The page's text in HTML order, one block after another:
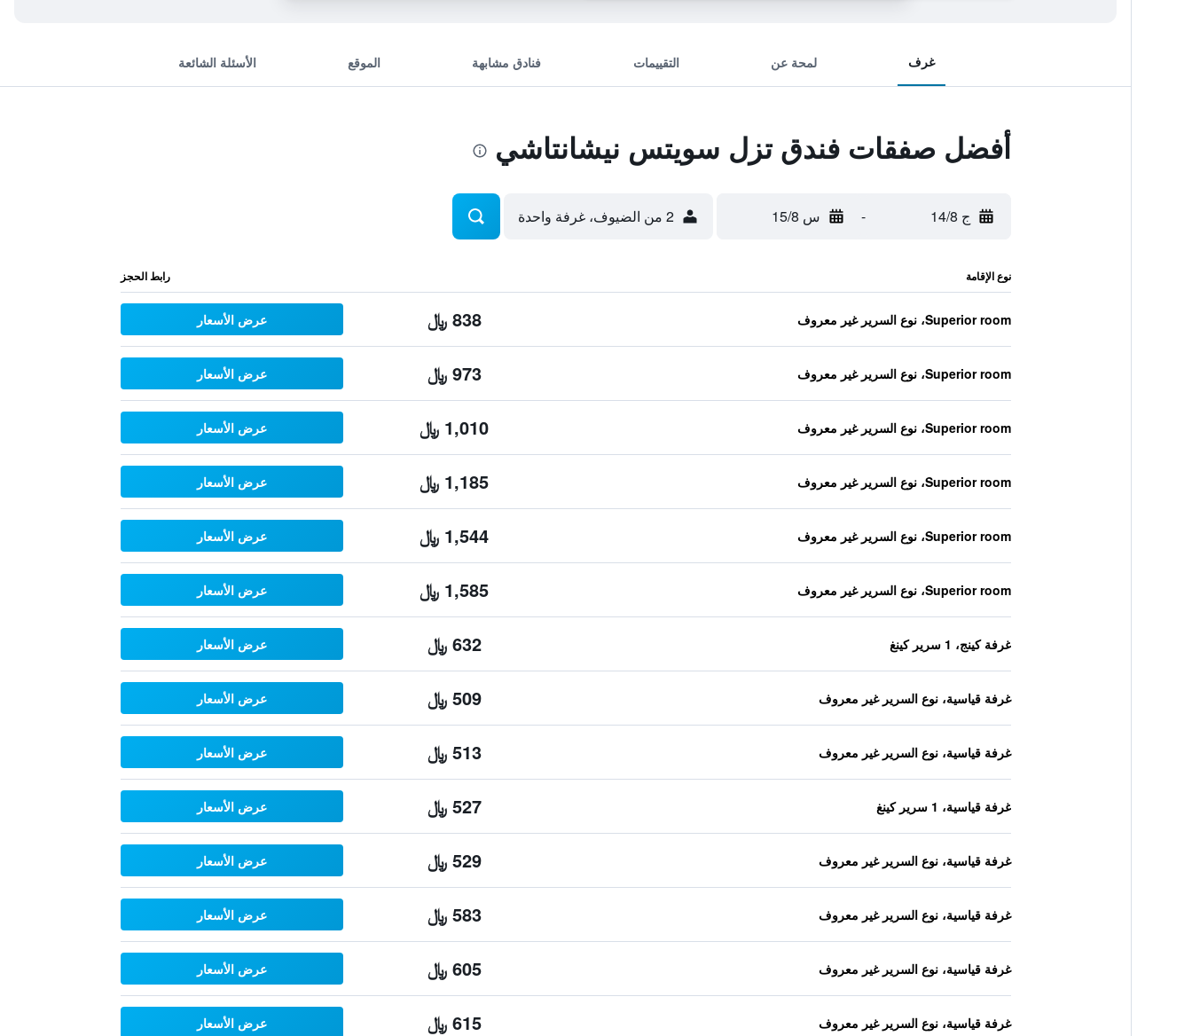
غرف لمحة عن التقييمات فنادق مشابهة الموقع الأسئلة الشائعة
أفضل صفقات فندق تزل سويتس نيشانتاشي
ج 14/8 - س 15/8 2 من الضيوف، غرفة واحدة
نوع الإقامة رابط الحجز
Superior room، نوع السرير غير معروف 838 ﷼ عرض الأسعار
Superior room، نوع السرير غير معروف 973 ﷼ عرض الأسعار
Superior room، نوع السرير غير معروف 1,010 ﷼ عرض الأسعار
Superior room، نوع السرير غير معروف 1,185 ﷼ عرض الأسعار
Superior room، نوع السرير غير معروف 1,544 ﷼ عرض الأسعار
Superior room، نوع السرير غير معروف 1,585 ﷼ عرض الأسعار
غرفة كينج، 1 سرير كينغ 632 ﷼ عرض الأسعار
غرفة قياسية، نوع السرير غير معروف 509 ﷼ عرض الأسعار
غرفة قياسية، نوع السرير غير معروف 513 ﷼ عرض الأسعار
غرفة قياسية، 1 سرير كينغ 527 ﷼ عرض الأسعار
غرفة قياسية، نوع السرير غير معروف 529 ﷼ عرض الأسعار
غرفة قياسية، نوع السرير غير معروف 583 ﷼ عرض الأسعار
غرفة قياسية، نوع السرير غير معروف 605 ﷼ عرض الأسعار
غرفة قياسية، نوع السرير غير معروف 615 ﷼ عرض الأسعار